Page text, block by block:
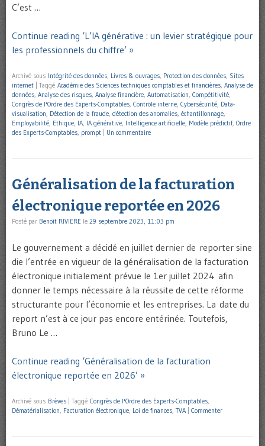
C’est …
Continue reading ‘L’IA générative : un levier stratégique pour
les professionnels du chiffre’ »
Archivé sous Intégrité des données, Livres & ouvrages, Protection des données, Sites
internet
Taggé Académie des Sciences techniques comptables et financières, Analyse de
données, Analyse des risques, Analyse financière, Automatisation, Compétitivité,
Congrès de l'Ordre des Experts-Comptables, Contrôle interne, Cybersécurité, Data-
visualisation, Détection de la fraude, détection des anomalies, échantillonnage,
Employabilité, Ethique, IA, IA générative, Intelligence artificielle, Modèle prédictif, Ordre
des Experts-Comptables, prompt Un commentaire
Généralisation de la facturation
électronique reportée en 2026
Posté par Benoît RIVIERE le 29 septembre 2023, 11:03 pm
Le gouvernement a décidé en juillet dernier de reporter sine
die l’entrée en vigueur de la généralisation de la facturation
électronique initialement prévue le 1er juillet 2024 afin
donner le temps nécessaire à la réussite de cette réforme
structurante pour l’économie et les entreprises. La date du
report n’est à ce jour pas encore entérinée. Toutefois,
Bruno Le …
Continue reading ‘Généralisation de la facturation
électronique reportée en 2026’ »
Archivé sous Brèves Taggé Congrès de l'Ordre des Experts-Comptables,
Dématérialisation, Facturation électronique, Loi de finances, TVA Commenter